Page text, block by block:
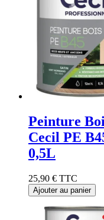
Peinture
Cecil PE
0,5L
25,90 € TTC
Ajouter au panier